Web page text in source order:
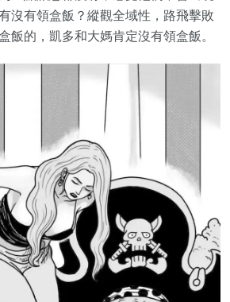
沒有領盒飯？縱觀全域性，路飛擊敗
飯的，凱多和大媽肯定沒有領盒飯。